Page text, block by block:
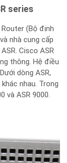
series
(Bộ định
nhà cung cấp
Cisco ASR
thông. Hệ điều
dòng ASR,
nhau. Trong
và ASR 9000.